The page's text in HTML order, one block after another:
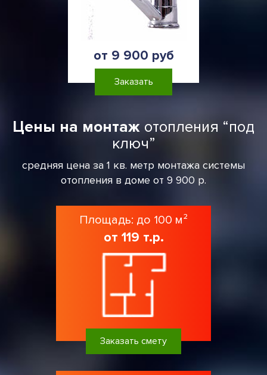
от 9 900 руб
Заказать
Цены на монтаж отопления “под
ключ”
средняя цена за 1 кв. метр монтажа системы
отопления в доме от 9 900 р.
Площадь: до 100 м²
от 119 т.р.
Заказать смету